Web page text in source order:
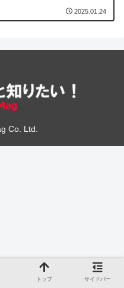
2025.01.24
Co. Ltd.
トップ サイドバー